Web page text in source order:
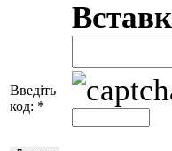
Введіть
код: *